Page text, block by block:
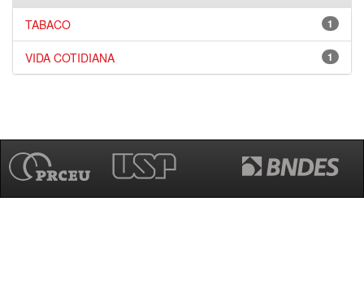
1
TABACO
1
VIDA COTIDIANA